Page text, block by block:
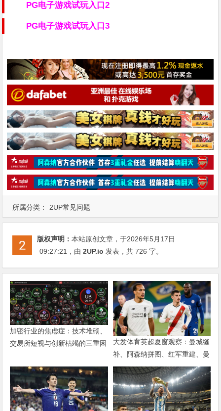
所属分类： 2UP常见问题
PG电子游戏试玩入口2
PG电子游戏试玩入口3
版权声明：本站原创文章，于2026年5月17日
09:27:21 ，由2UP.io 发表，共 726 字。
加密行业的焦虑症：技术堆砌、
交易所短视与创新枯竭的三重困
大发体育英超夏窗观察：曼城缝
补、阿森纳拼图、红军重建、曼
联破局——新赛季乱战才刚开始